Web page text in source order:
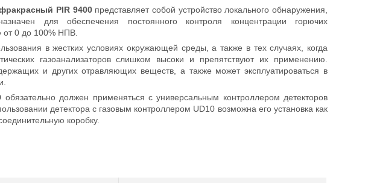
PIR 9400представляет собой устройство локального обнаружения,
для обеспечения постоянного контроля концентрации горючих
от 0 до 100% НПВ.
в жестких условиях окружающей среды, а также в тех случаях, когда
газоанализаторов слишком высоки и препятствуют их применению.
и других отравляющих веществ, а также может эксплуатироваться в
обязательно должен применяться с универсальным контроллером детекторов
детектора с газовым контроллером UD10 возможна его установка как
коробку.